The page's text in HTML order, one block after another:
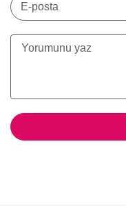
E-posta